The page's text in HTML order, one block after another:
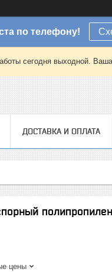
по телефону!
сегодня выходной.
ДОСТАВКА И ОПЛАТА
цены